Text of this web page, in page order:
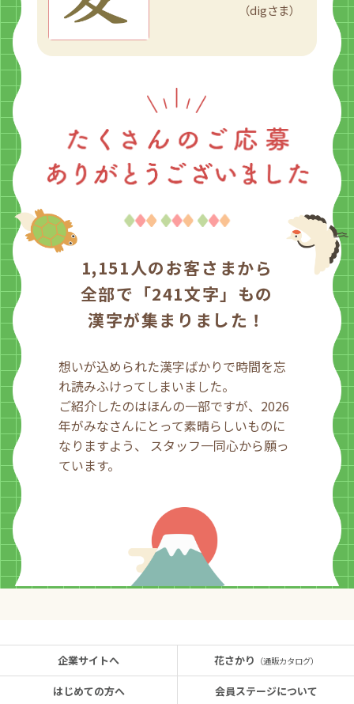
（digさま）
1,151人のお客さまから
全部で 「241文字」もの
漢字が集まりました！
想いが込められた漢字ばかりで時間を忘
れ読みふけってしまいました。
ご紹介したのはほんの一部ですが、2026
年がみなさんにとって素晴らしいものに
なりますよう、 スタッフ一同心から願っ
ています。
企業サイトへ
はじめての方へ
花さかり （通販カタログ）
会員ステージについて